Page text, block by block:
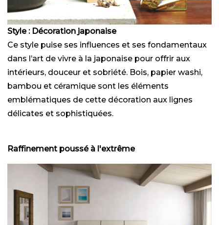
Style : Décoration japonaise
Ce style puise ses influences et ses fondamentaux
dans l’art de vivre à la japonaise pour offrir aux
intérieurs, douceur et sobriété. Bois, papier washi,
bambou et céramique sont les éléments
emblématiques de cette décoration aux lignes
délicates et sophistiquées.
Raffinement poussé à l'extrême